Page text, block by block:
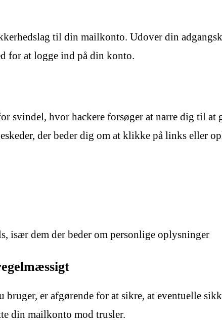
til din mailkonto. Udover din
for at logge ind på din konto.
svindel, hvor hackere forsøger at narre dig til
der beder dig om at klikke på links eller
især dem der beder om personlige oplysninger
bruger, er afgørende for at sikre, at eventuelle
din mailkonto mod trusler.